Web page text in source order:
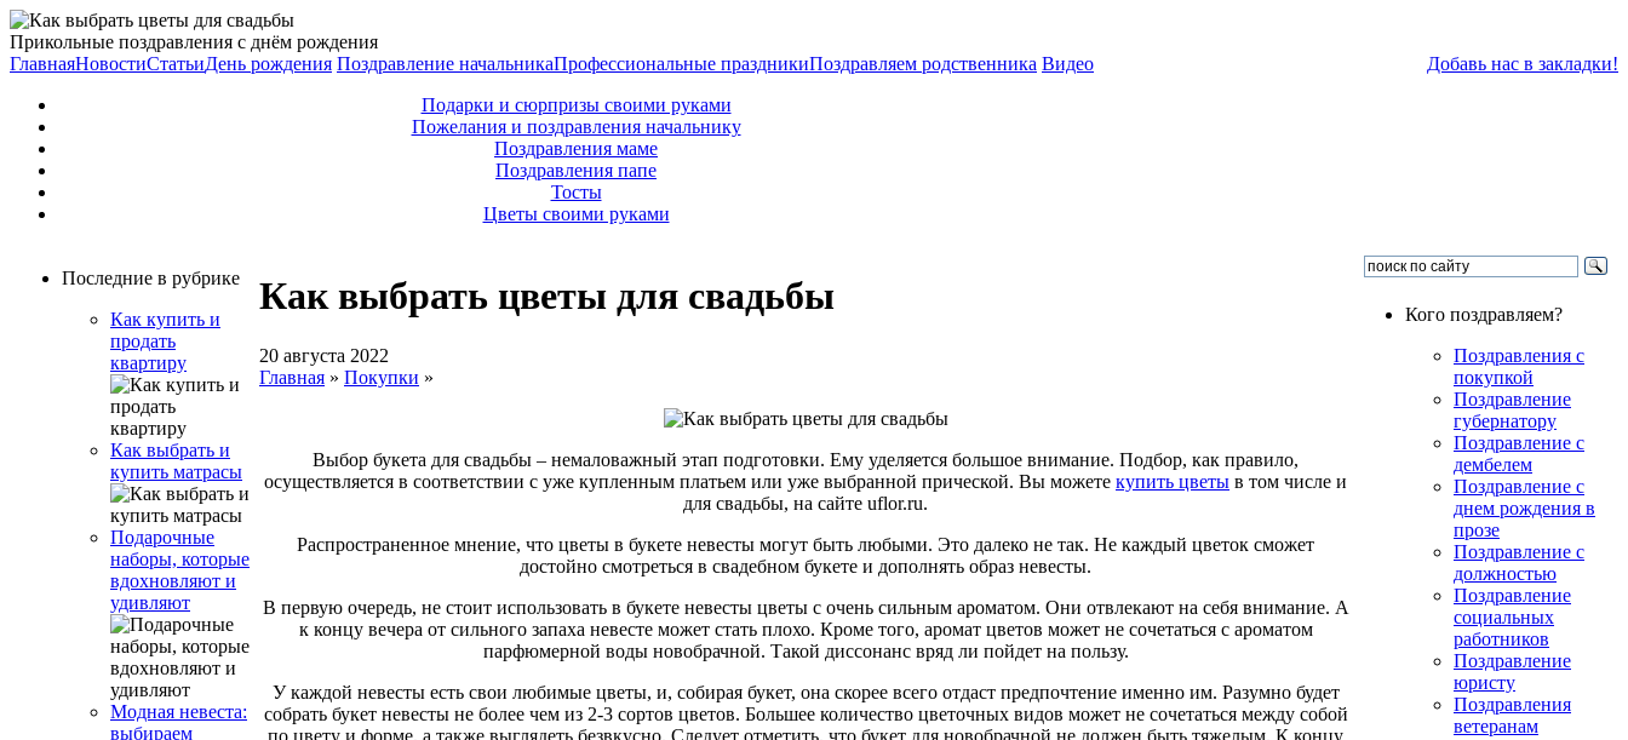
Прикольные поздравления с днём рождения
ГлавнаяНовостиСтатьиДень рождения Поздравление начальникаПрофессиональные праздникиПоздравляем родственника Видео
Подарки и сюрпризы своими руками
Пожелания и поздравления начальнику
Поздравления маме
Поздравления папе
Тосты
Цветы своими руками
Добавь нас в закладки!
Последние в рубрике
Как купить и
продать
квартиру
Как выбрать и
купить матрасы
Подарочные
наборы, которые
вдохновляют и
удивляют
Модная невеста:
выбираем
Как выбрать цветы для свадьбы
20 августа 2022
Главная » Покупки »
Выбор букета для свадьбы – немаловажный этап подготовки. Ему уделяется большое внимание. Подбор, как правило,
осуществляется в соответствии с уже купленным платьем или уже выбранной прической. Вы можете купить цветы в том числе и
для свадьбы, на сайте uflor.ru.
Распространенное мнение, что цветы в букете невесты могут быть любыми. Это далеко не так. Не каждый цветок сможет
достойно смотреться в свадебном букете и дополнять образ невесты.
В первую очередь, не стоит использовать в букете невесты цветы с очень сильным ароматом. Они отвлекают на себя внимание. А
к концу вечера от сильного запаха невесте может стать плохо. Кроме того, аромат цветов может не сочетаться с ароматом
парфюмерной воды новобрачной. Такой диссонанс вряд ли пойдет на пользу.
У каждой невесты есть свои любимые цветы, и, собирая букет, она скорее всего отдаст предпочтение именно им. Разумно будет
собрать букет невесты не более чем из 2-3 сортов цветов. Большее количество цветочных видов может не сочетаться между собой
по цвету и форме, а также выглядеть безвкусно. Следует отметить, что букет для новобрачной не должен быть тяжелым. К концу
Кого поздравляем?
Поздравления с
покупкой
Поздравление
губернатору
Поздравление с
дембелем
Поздравление с
днем рождения в
прозе
Поздравление с
должностью
Поздравление
социальных
работников
Поздравление
юристу
Поздравления
ветеранам